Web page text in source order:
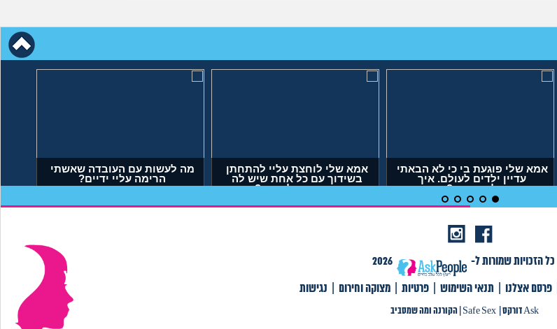
אמא שלי פוגעת בי כי לא הבאתי
עדיין ילדים לעולם. איך
להתמודד?
(אנונימית, בת 29)
אמא שלי לוחצת עליי להתחתן
בשידוך עם כל אחת שיש לה
דופק, מה לעשות?
כל הזכויות שמורות ל-
2026
|תנאי שימוש|פרטיות|תגיות|מצוקה וחירום|Ask דורקס פרסם אצלנו תנאי השימוש פרטיות מצוקה וחירום נגישות
Ask דורקס Safe Sex הקורנה ומה שמסביב